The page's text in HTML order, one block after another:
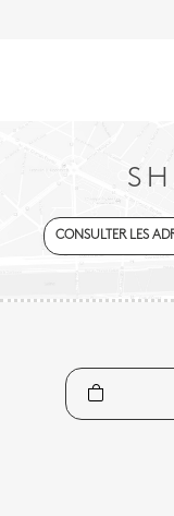
CONSULTER LES